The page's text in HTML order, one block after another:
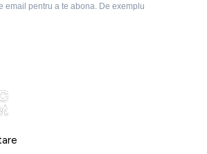
email pentru a te abona. De exemplu